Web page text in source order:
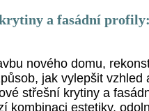
a fasádní
nového domu,
jak vylepšit vzhled
střešní krytiny a
kombinaci estetiky,